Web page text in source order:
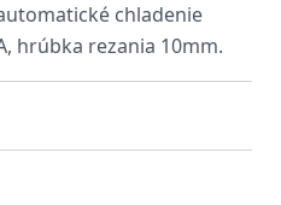
chladenie
hrúbka rezania 10mm.